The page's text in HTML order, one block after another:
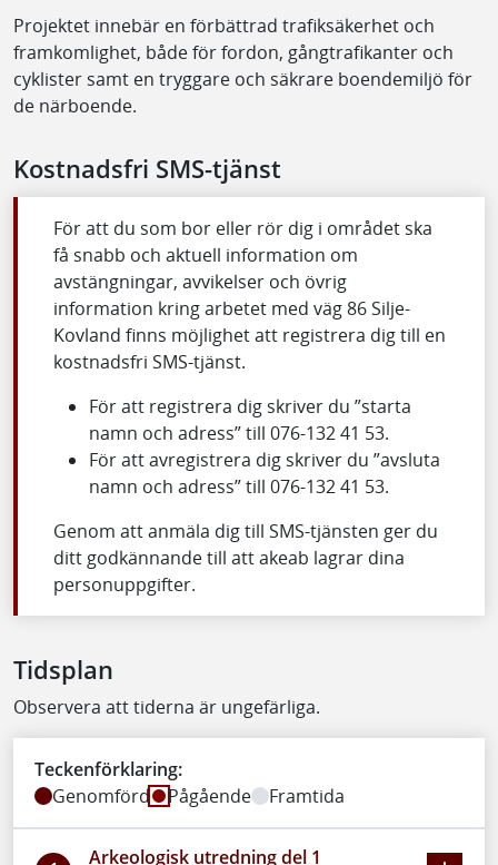
Projektet innebär en förbättrad trafiksäkerhet och
framkomlighet, både för fordon, gångtrafikanter och
cyklister samt en tryggare och säkrare boendemiljö för
de närboende.
Kostnadsfri SMS-tjänst
För att du som bor eller rör dig i området ska
få snabb och aktuell information om
avstängningar, avvikelser och övrig
information kring arbetet med väg 86 Silje-
Kovland finns möjlighet att registrera dig till en
kostnadsfri SMS-tjänst.
För att registrera dig skriver du ”starta
namn och adress” till 076-132 41 53.
För att avregistrera dig skriver du ”avsluta
namn och adress” till 076-132 41 53.
Genom att anmäla dig till SMS-tjänsten ger du
ditt godkännande till att akeab lagrar dina
personuppgifter.
Tidsplan
Observera att tiderna är ungefärliga.
Teckenförklaring:
Genomförd
Pågående Framtida
Arkeologisk utredning del 1